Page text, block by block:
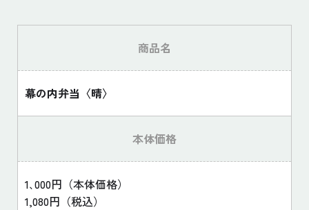
商品名
幕の内弁当〈晴〉
本体価格
1､000円（本体価格）
1,080円（税込）